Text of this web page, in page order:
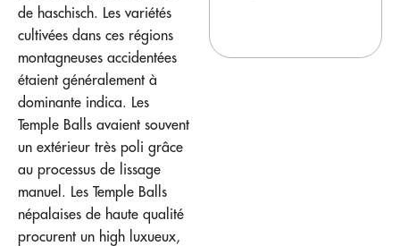
de haschisch. Les variétés
cultivées dans ces régions
montagneuses accidentées
étaient généralement à
dominante indica. Les
Temple Balls avaient souvent
un extérieur très poli grâce
au processus de lissage
manuel. Les Temple Balls
népalaises de haute qualité
procurent un high luxueux,